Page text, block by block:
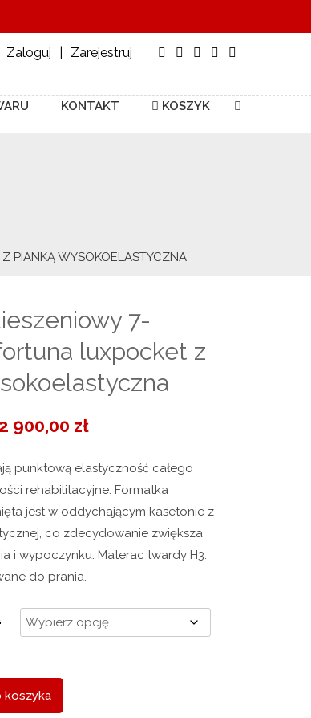
Zaloguj Zarejestruj
KONTAKT KOSZYK
PIANKĄ WYSOKOELASTYCZNA
7-
luxpocket z
2 900,00 złZakres
od
1
460,00 zł
2
punktową elastyczność całego
rehabilitacyjne. Formatka
jest w oddychającym kasetonie z
co zdecydowanie zwiększa
i wypoczynku. Materac twardy H3.
do prania.
koszyka